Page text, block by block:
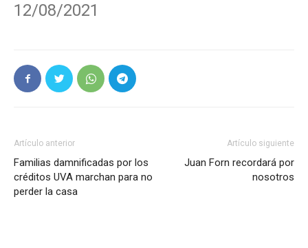
12/08/2021
Artículo anterior
Familias damnificadas por los
créditos UVA marchan para no
perder la casa
Artículo siguiente
Juan Forn recordará por
nosotros